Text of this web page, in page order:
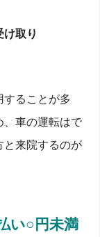
取り
することが多
、車の運転はで
と来院するのが
い○円未満